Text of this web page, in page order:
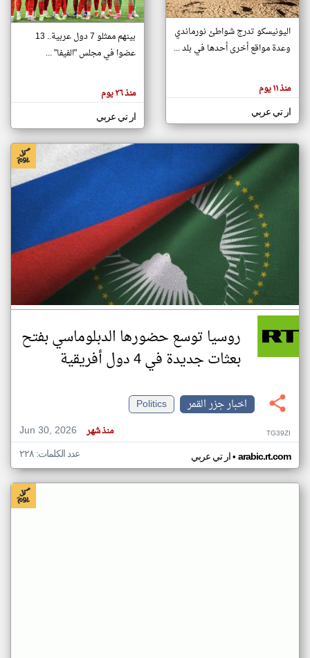
تغيير الدولة
اخبار جزر القمر على مدار الساعة
أهم اخبار جزر القمر العاجلة والمباشرة
هنا عن
وجهة
كاتبيها.
اليونيسكو تدرج شواطئ نورماندي
وعدة مواقع أخرى أحدها في بلد ...
منذ ١١ يوم
ار تي عربي
بينهم ممثلو 7 دول عربية.. 13
عضوا في مجلس "الفيفا" ...
منذ ٢٦ يوم
ار تي عربي
روسيا توسع حضورها الدبلوماسي بفتح
بعثات جديدة في 4 دول أفريقية
اخبار جزر القمر
Politics
Jun 30, 2026
منذ شهر TG39ZI
ار تي عربي• arabic.rt.com عدد الكلمات: ٢٢٨
klyoum.com